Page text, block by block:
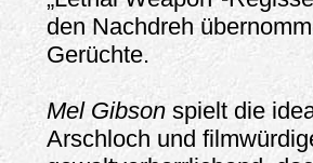
den Nachdreh
Gerüchte.
Mel Gibson spielt die
Arschloch und